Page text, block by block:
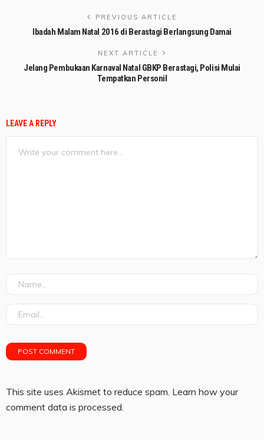
PREVIOUS ARTICLE
Ibadah Malam Natal 2016 di Berastagi Berlangsung Damai
NEXT ARTICLE
Jelang Pembukaan Karnaval Natal GBKP Berastagi, Polisi Mulai
Tempatkan Personil
LEAVE A REPLY
This site uses Akismet to reduce spam. Learn how your
comment data is processed.